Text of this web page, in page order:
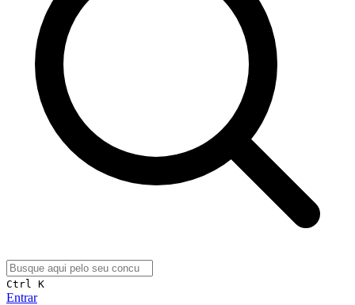
Ctrl K
Entrar